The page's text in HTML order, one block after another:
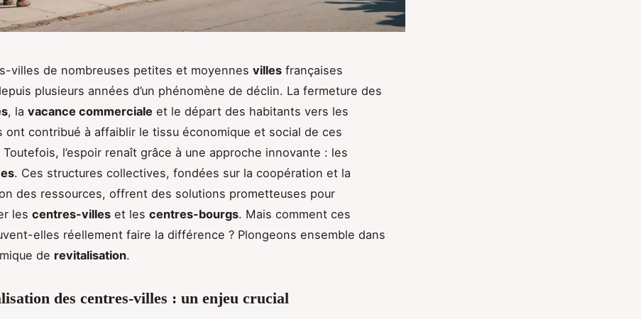
villes de nombreuses petites et moyennes villes françaises
plusieurs années d’un phénomène de déclin. La fermeture des
, la vacance commerciale et le départ des habitants vers les
ont contribué à affaiblir le tissu économique et social de ces
Toutefois, l’espoir renaît grâce à une approche innovante : les
. Ces structures collectives, fondées sur la coopération et la
des ressources, offrent des solutions prometteuses pour
les centres-villes et les centres-bourgs. Mais comment ces
elles réellement faire la différence ? Plongeons ensemble dans
de revitalisation.
des centres-villes : un enjeu crucial